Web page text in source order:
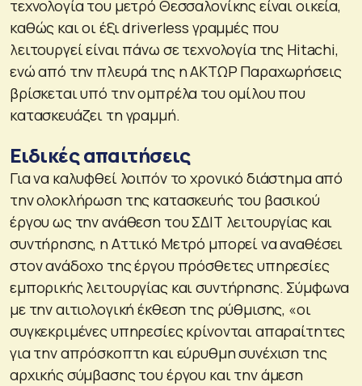
τεχνολογία του μετρό Θεσσαλονίκης είναι οικεία,
καθώς και οι έξι driverless γραμμές που
λειτουργεί είναι πάνω σε τεχνολογία της Hitachi,
ενώ από την πλευρά της η ΑΚΤΩΡ Παραχωρήσεις
βρίσκεται υπό την ομπρέλα του ομίλου που
κατασκευάζει τη γραμμή.
Ειδικές απαιτήσεις
Για να καλυφθεί λοιπόν το χρονικό διάστημα από
την ολοκλήρωση της κατασκευής του βασικού
έργου ως την ανάθεση του ΣΔΙΤ λειτουργίας και
συντήρησης, η Αττικό Μετρό μπορεί να αναθέσει
στον ανάδοχο της έργου πρόσθετες υπηρεσίες
εμπορικής λειτουργίας και συντήρησης. Σύμφωνα
με την αιτιολογική έκθεση της ρύθμισης, «οι
συγκεκριμένες υπηρεσίες κρίνονται απαραίτητες
για την απρόσκοπτη και εύρυθμη συνέχιση της
αρχικής σύμβασης του έργου και την άμεση